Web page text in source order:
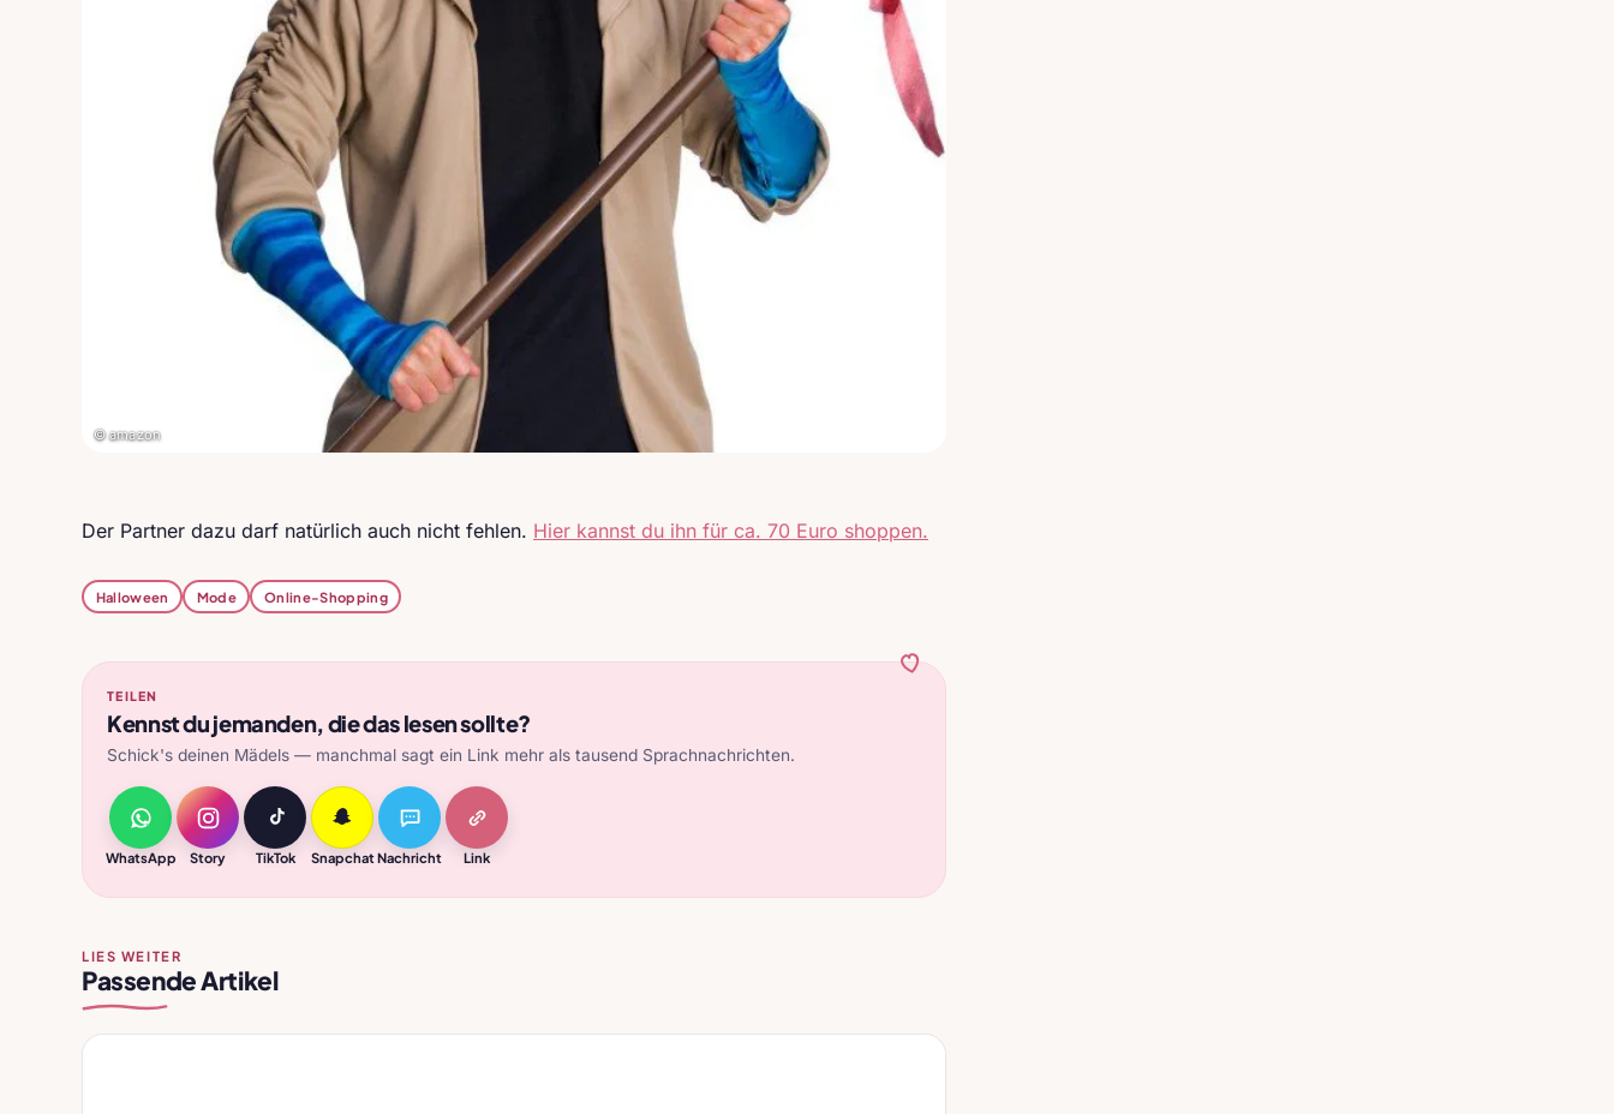
© amazon
Der Partner dazu darf natürlich auch nicht fehlen. Hier kannst du ihn für ca. 70 Euro shoppen.
Halloween Mode Online-Shopping
TEILEN
Kennst du jemanden, die das lesen sollte?
Schick's deinen Mädels — manchmal sagt ein Link mehr als tausend Sprachnachrichten.
WhatsApp Story TikTok SnapchatNachricht Link
LIES WEITER
Passende Artikel